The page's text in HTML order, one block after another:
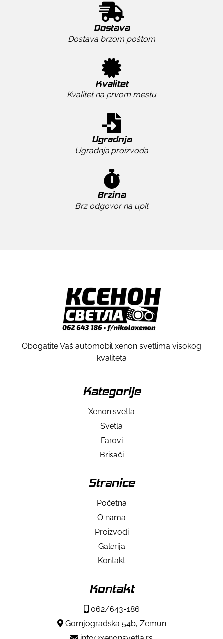
Dostava
Dostava brzom poštom
Kvalitet
Kvalitet na prvom mestu
Ugradnja
Ugradnja proizvoda
Brzina
Brz odgovor na upit
Obogatite Vaš automobil xenon svetlima visokog
kvaliteta
Kategorije
Xenon svetla
Svetla
Farovi
Brisači
Stranice
Početna
O nama
Proizvodi
Galerija
Kontakt
Kontakt
062/643-186
Gornjogradska 54b, Zemun